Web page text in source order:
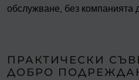
обслужване, без компанията
ПРАКТИЧЕСКИ
ДОБРО